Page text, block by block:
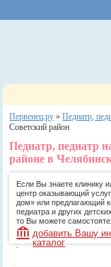
Первенец.ру »Педиатр,
Советский район
Педиатр, педиатр
районе в
Если Вы знаете клинику
центр оказывающий
дом» или предлагающий
педиатра и других
то Вы можете
добавить Вашу
каталог
.